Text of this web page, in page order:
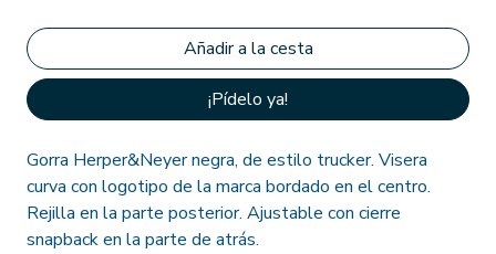
¡Pídelo ya!
Gorra Herper&Neyer negra, de estilo trucker. Visera
curva con logotipo de la marca bordado en el centro.
Rejilla en la parte posterior. Ajustable con cierre
snapback en la parte de atrás.